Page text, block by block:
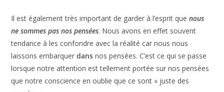
ne sommes pas nos pensées . Nous avons en effet souvent
tendance à les confondre avec la réalité car nous nous
laissons embarquerdans nos pensées. C’est ce qui se passe
lorsque notre attention est tellement portée sur nos pensées
que notre conscience en oublie que ce sont « juste des
pensées ».